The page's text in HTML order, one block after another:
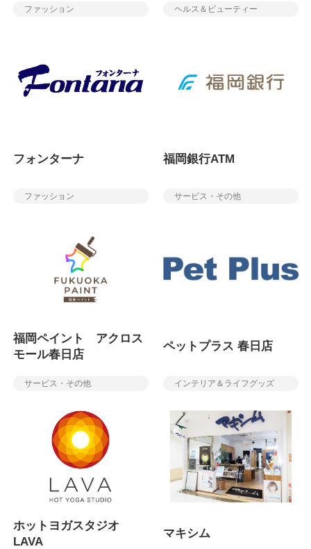
ファッション ヘルス＆ビューティー
フォンターナ
ファッション
福岡銀行ATM
サービス・その他
福岡ペイント アクロス
モール春日店
サービス・その他
ペットプラス 春日店
インテリア＆ライフグッズ
ホットヨガスタジオ
LAVA
マキシム